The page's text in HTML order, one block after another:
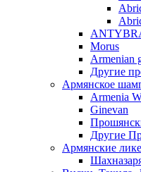
Morus
Armenian
Другие
Армянское
Armenia
Ginevan
Другие
Армянские